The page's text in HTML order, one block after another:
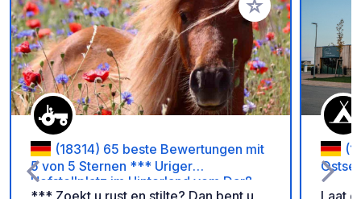
Voeg toe aan je
(18314) 65 beste Bewertungen mit
5 von 5 Sternen *** Uriger
Hofstellplatz im Hinterland vom Darß